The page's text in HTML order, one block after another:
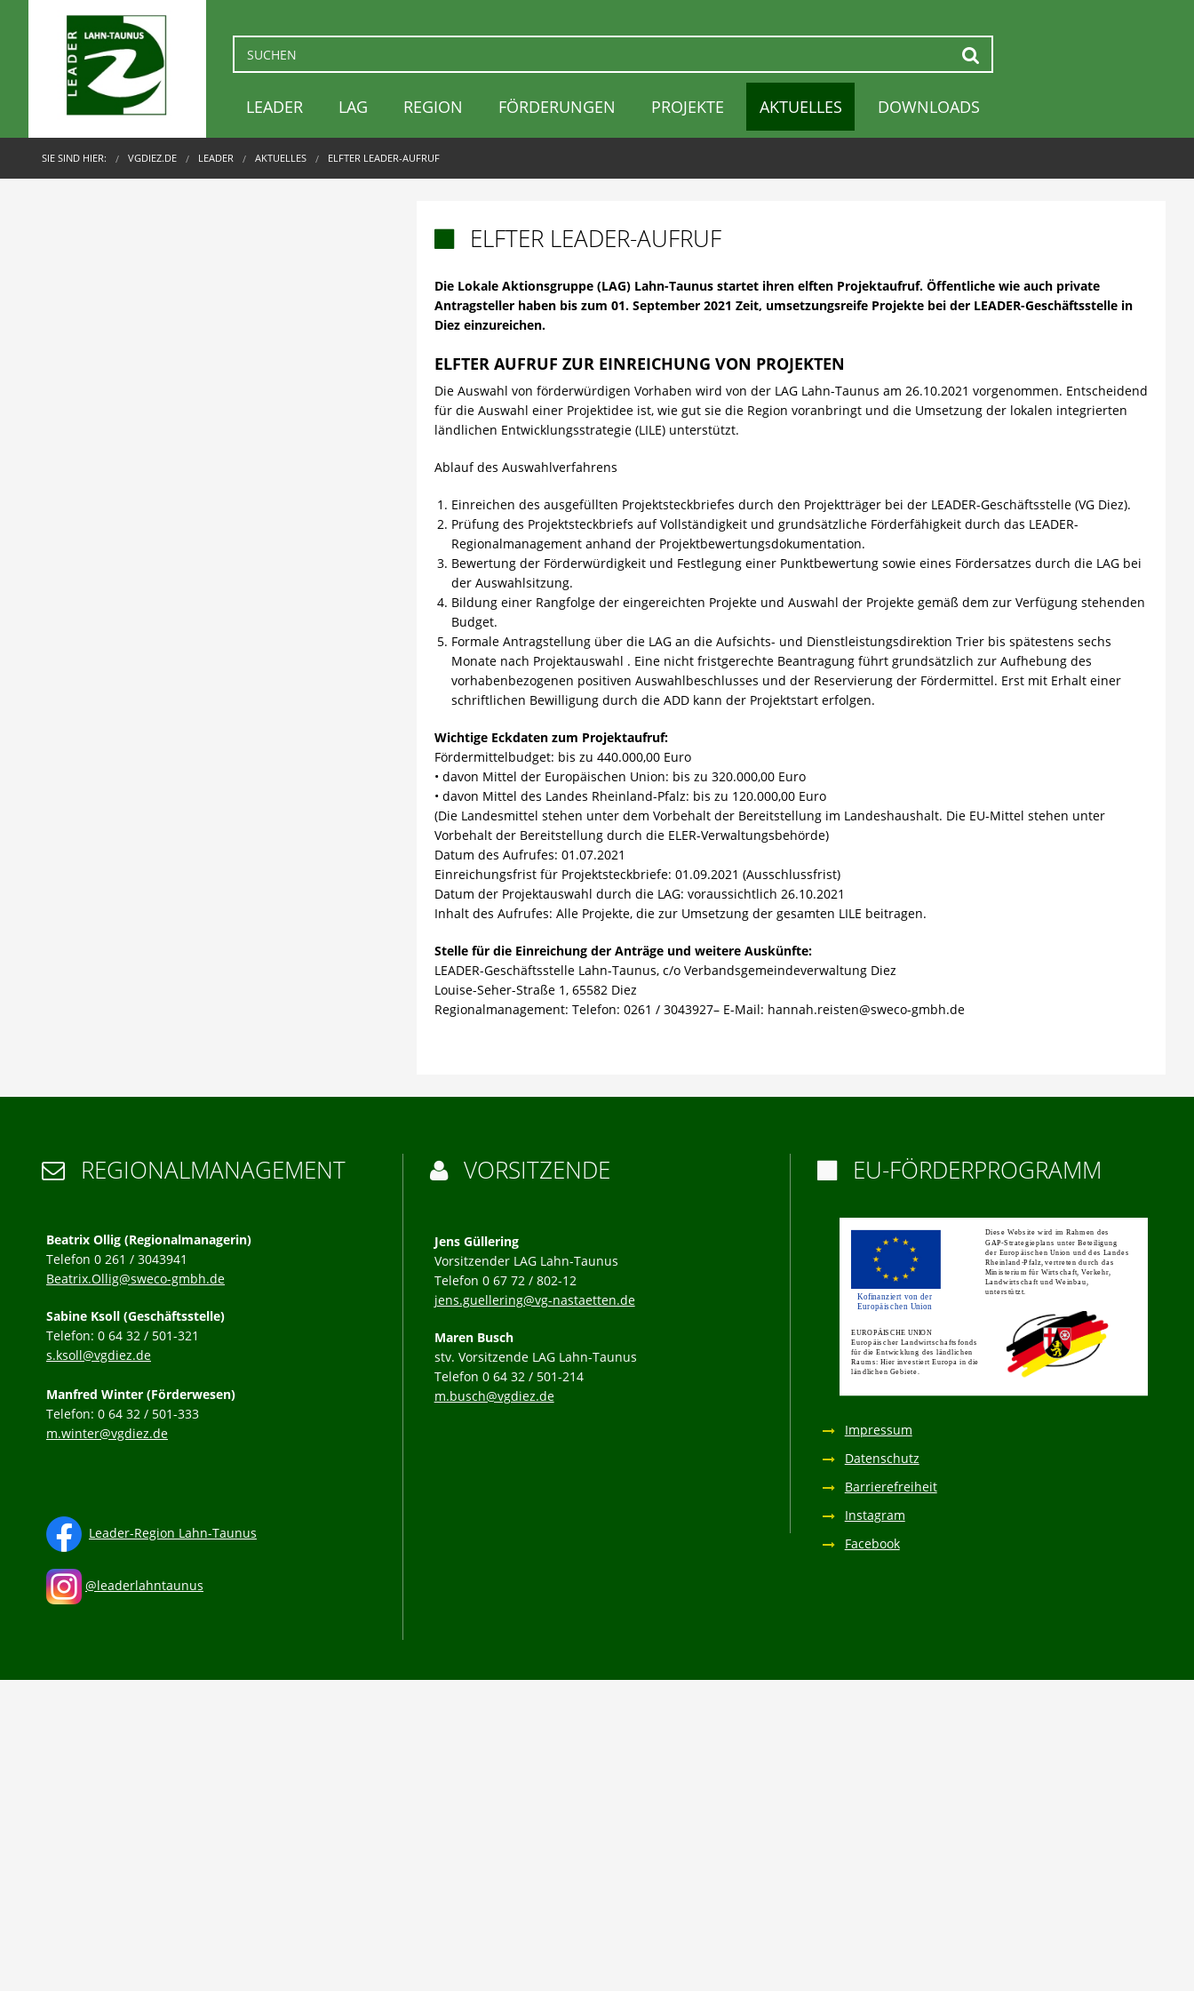
LEADER LAG REGION FÖRDERUNGEN PROJEKTE AKTUELLES DOWNLOADS
SIE SIND HIER: VGDIEZ.DE LEADER AKTUELLES ELFTER LEADER-AUFRUF
ELFTER LEADER-AUFRUF
Die Lokale Aktionsgruppe (LAG) Lahn-Taunus startet ihren elften Projektaufruf. Öffentliche wie auch private
Antragsteller haben bis zum 01. September 2021 Zeit, umsetzungsreife Projekte bei der LEADER-Geschäftsstelle in
Diez einzureichen.
ELFTER AUFRUF ZUR EINREICHUNG VON PROJEKTEN
Die Auswahl von förderwürdigen Vorhaben wird von der LAG Lahn-Taunus am 26.10.2021 vorgenommen. Entscheidend
für die Auswahl einer Projektidee ist, wie gut sie die Region voranbringt und die Umsetzung der lokalen integrierten
ländlichen Entwicklungsstrategie (LILE) unterstützt.
Ablauf des Auswahlverfahrens
Einreichen des ausgefüllten Projektsteckbriefes durch den Projektträger bei der LEADER-Geschäftsstelle (VG Diez).
Prüfung des Projektsteckbriefs auf Vollständigkeit und grundsätzliche Förderfähigkeit durch das LEADER-
Regionalmanagement anhand der Projektbewertungsdokumentation.
Bewertung der Förderwürdigkeit und Festlegung einer Punktbewertung sowie eines Fördersatzes durch die LAG bei
der Auswahlsitzung.
Bildung einer Rangfolge der eingereichten Projekte und Auswahl der Projekte gemäß dem zur Verfügung stehenden
Budget.
Formale Antragstellung über die LAG an die Aufsichts- und Dienstleistungsdirektion Trier bis spätestens sechs
Monate nach Projektauswahl . Eine nicht fristgerechte Beantragung führt grundsätzlich zur Aufhebung des
vorhabenbezogenen positiven Auswahlbeschlusses und der Reservierung der Fördermittel. Erst mit Erhalt einer
schriftlichen Bewilligung durch die ADD kann der Projektstart erfolgen.
Wichtige Eckdaten zum Projektaufruf:
Fördermittelbudget: bis zu 440.000,00 Euro
• davon Mittel der Europäischen Union: bis zu 320.000,00 Euro
• davon Mittel des Landes Rheinland-Pfalz: bis zu 120.000,00 Euro
(Die Landesmittel stehen unter dem Vorbehalt der Bereitstellung im Landeshaushalt. Die EU-Mittel stehen unter
Vorbehalt der Bereitstellung durch die ELER-Verwaltungsbehörde)
Datum des Aufrufes: 01.07.2021
Einreichungsfrist für Projektsteckbriefe: 01.09.2021 (Ausschlussfrist)
Datum der Projektauswahl durch die LAG: voraussichtlich 26.10.2021
Inhalt des Aufrufes: Alle Projekte, die zur Umsetzung der gesamten LILE beitragen.
Stelle für die Einreichung der Anträge und weitere Auskünfte:
LEADER-Geschäftsstelle Lahn-Taunus, c/o Verbandsgemeindeverwaltung Diez
Louise-Seher-Straße 1, 65582 Diez
Regionalmanagement: Telefon: 0261 / 3043927– E-Mail: hannah.reisten@sweco-gmbh.de
 REGIONALMANAGEMENT
Beatrix Ollig (Regionalmanagerin)
Telefon 0 261 / 3043941
Beatrix.Ollig@sweco-gmbh.de
Sabine Ksoll (Geschäftsstelle)
Telefon: 0 64 32 / 501-321
s.ksoll@vgdiez.de
Manfred Winter (Förderwesen)
Telefon: 0 64 32 / 501-333
m.winter@vgdiez.de
Leader-Region Lahn-Taunus
@leaderlahntaunus
 VORSITZENDE
Jens Güllering
Vorsitzender LAG Lahn-Taunus
Telefon 0 67 72 / 802-12
jens.guellering@vg-nastaetten.de
Maren Busch
stv. Vorsitzende LAG Lahn-Taunus
Telefon 0 64 32 / 501-214
m.busch@vgdiez.de
EU-FÖRDERPROGRAMM
Impressum
Datenschutz
Barrierefreiheit
Instagram
Facebook